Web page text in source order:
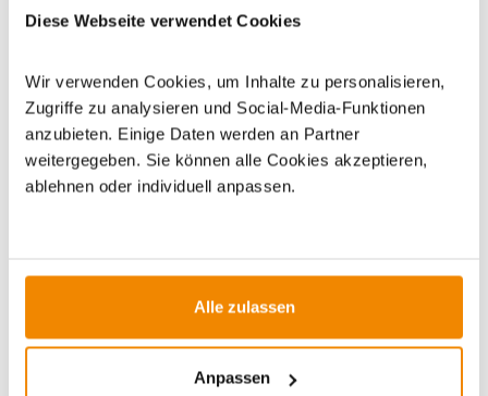
Diese Webseite verwendet Cookies
Wir verwenden Cookies, um Inhalte zu personalisieren,
Zugriffe zu analysieren und Social-Media-Funktionen
anzubieten. Einige Daten werden an Partner
weitergegeben. Sie können alle Cookies akzeptieren,
ablehnen oder individuell anpassen.
Alle zulassen
Anpassen
sorgt für eine behagliche Atmosphäre.
und Effizienz. Dank automatischer
Pelletzufuhr und elektronischer
Steuerung lassen sich Temperatur und
Heizzeiten präzise programmieren. Der
Emissionsgrenzwerte machen
Pelletöfen besonders
umweltfreundlich.
Für maximale Flexibilität bieten sich